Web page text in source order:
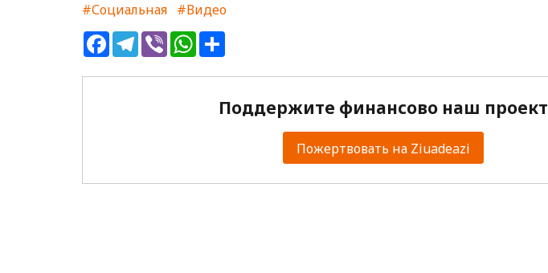
#Социальная #Видео
FacebookTelegram
ViberWhatsApp
Поддержите финансово наш проект
Пожертвовать на Ziuadeazi